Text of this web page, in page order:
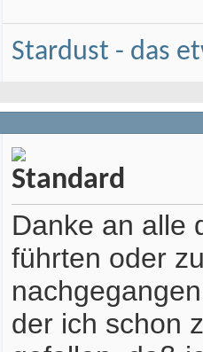
Stardust - das
Danke an alle
führten oder
der ich schon